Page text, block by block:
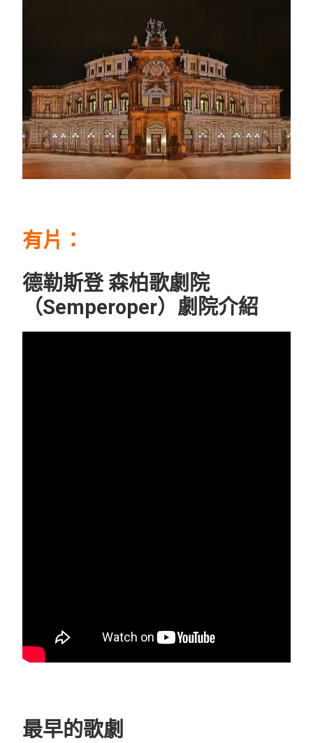
有片：
德勒斯登 森柏歌劇院
（Semperoper）劇院介紹
最早的歌劇